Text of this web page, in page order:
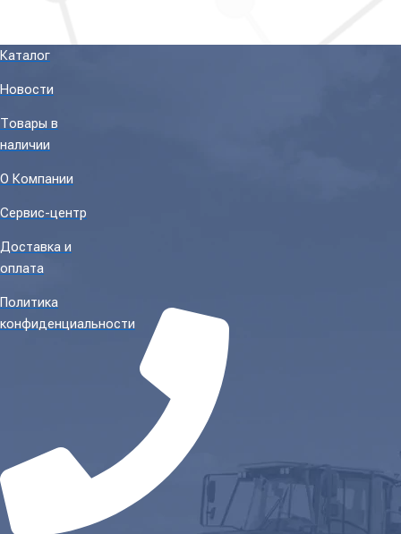
Каталог
Новости
Товары в
наличии
О Компании
Сервис-центр
Доставка и
оплата
Политика
конфиденциальности